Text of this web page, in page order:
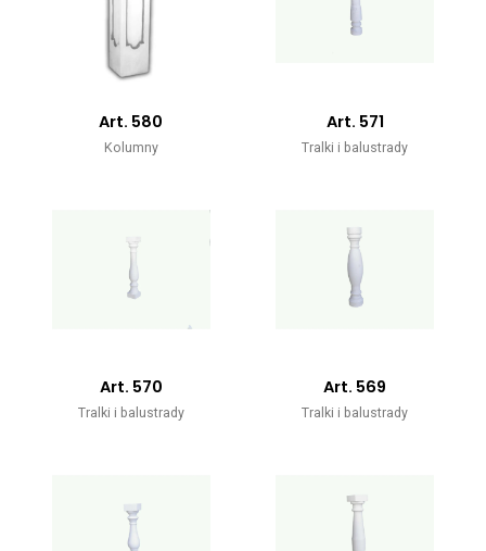
Art. 580
Kolumny
Art. 571
Tralki i balustrady
Art. 570
Tralki i balustrady
Art. 569
Tralki i balustrady